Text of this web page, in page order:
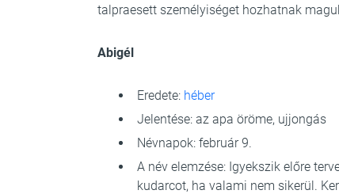
talpraesett személyiséget hozhatnak
Abigél
Eredete: héber
Jelentése: az apa öröme, ujjongás
Névnapok: február 9.
A név elemzése: Igyekszik előre
kudarcot, ha valami nem sikerül.